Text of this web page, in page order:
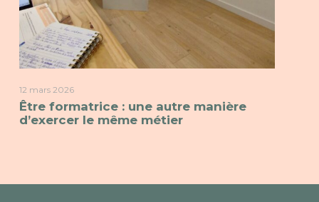
12 mars 2026
Être formatrice : une autre manière
d’exercer le même métier